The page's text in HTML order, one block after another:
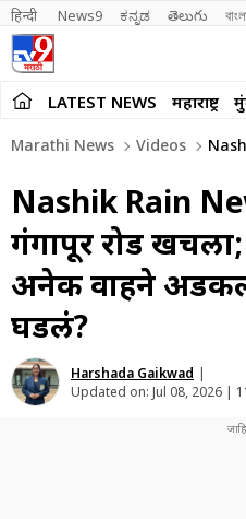
हिन्दी News9 ಕನ್ನಡ తెలుగు
LATEST NEWS महाराष्ट्र
Marathi News Videos
Nashik Rain
गंगापूर रोड
अनेक वाहने
घडलं?
Harshada Gaikwad |
Updated on: Jul 08, 2026 |